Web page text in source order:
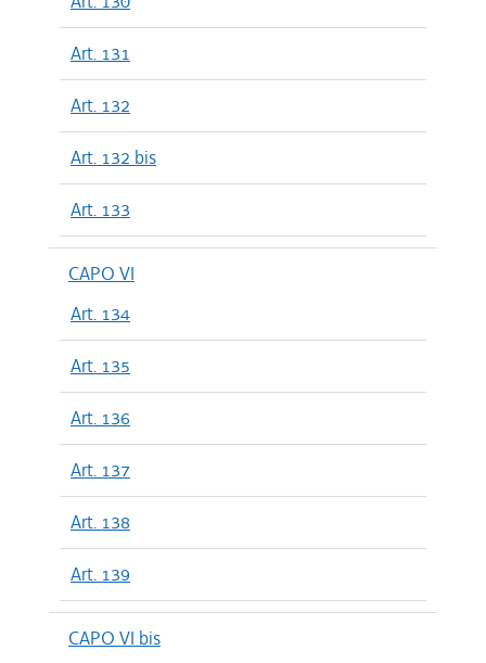
Art. 131
Art. 132
Art. 132 bis
Art. 133
CAPO VI
Art. 134
Art. 135
Art. 136
Art. 137
Art. 138
Art. 139
CAPO VI bis